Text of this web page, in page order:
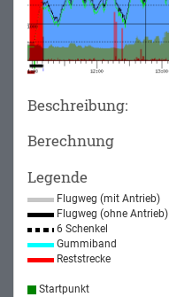
Beschreibung:
Berechnung
Legende
Flugweg (mit Antrieb)
Flugweg (ohne Antrieb)
6 Schenkel
Gummiband
Reststrecke
Startpunkt